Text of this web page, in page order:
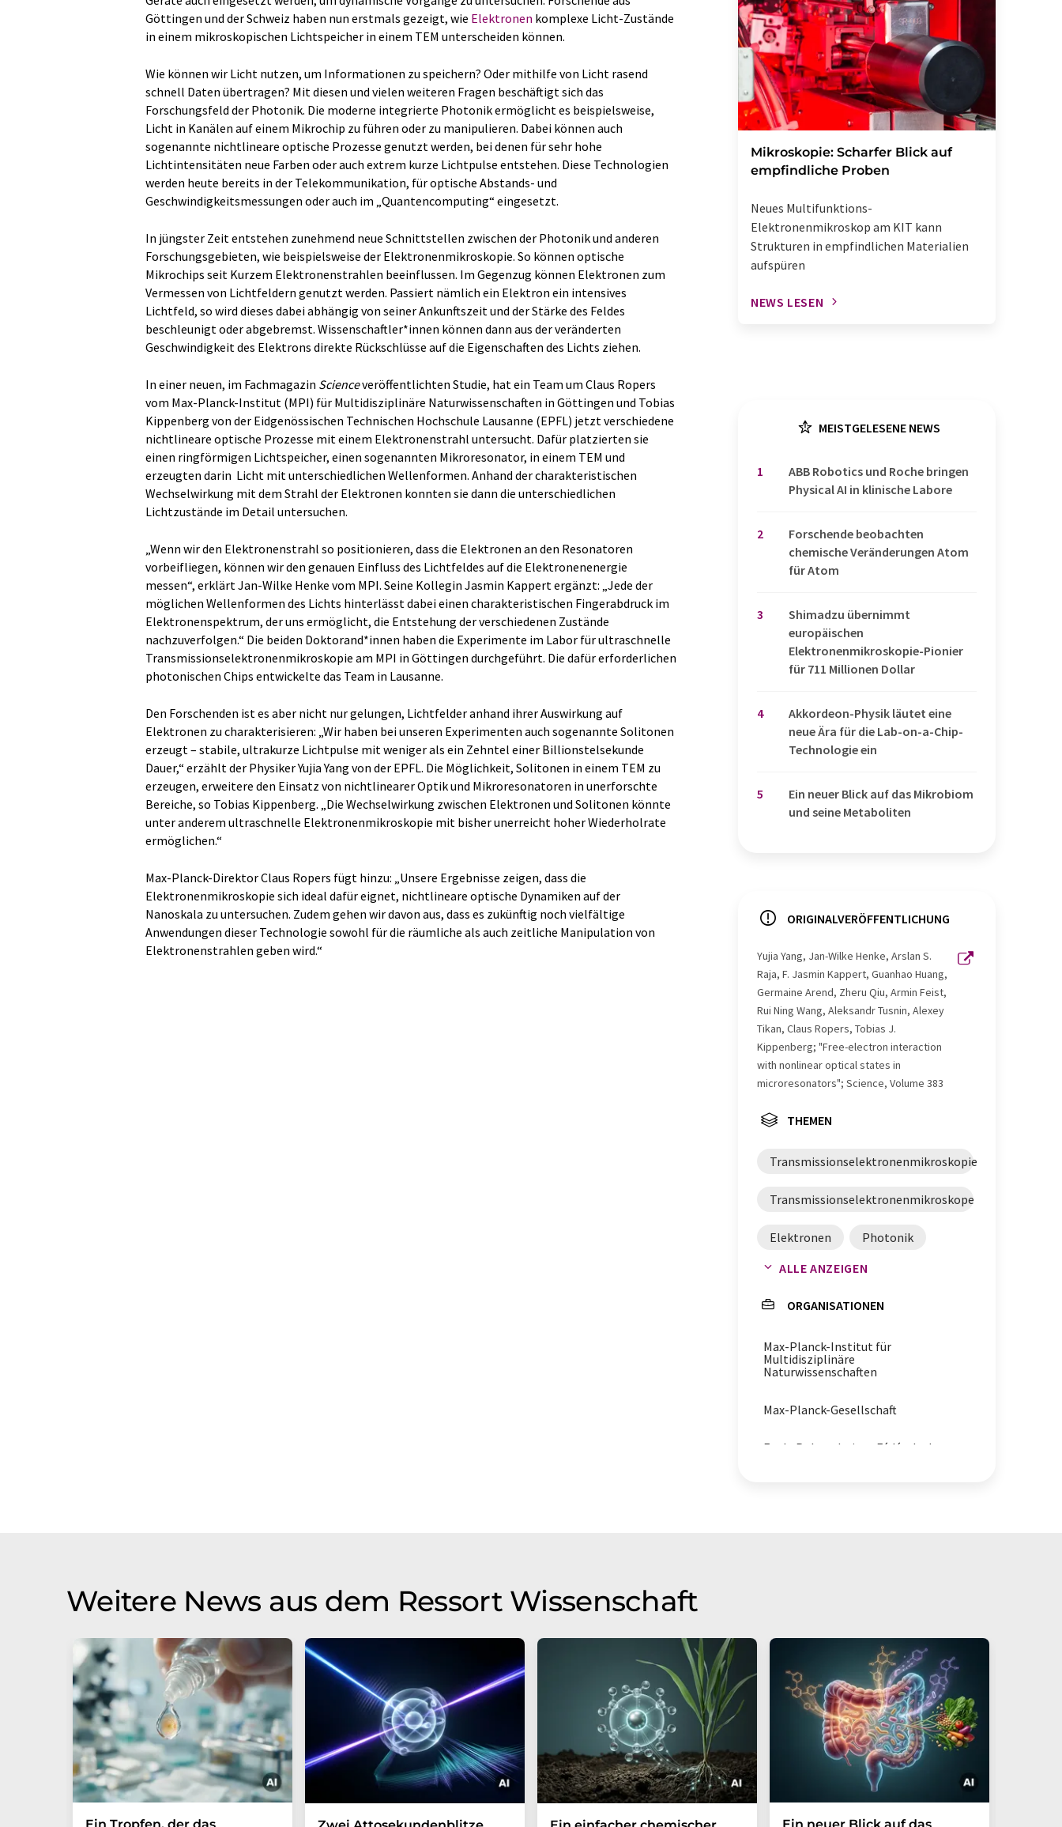
Göttingen und der Schweiz haben nun erstmals gezeigt, wie Elektronen komplexe Licht-Zustände
in einem mikroskopischen Lichtspeicher in einem TEM unterscheiden können.
Wie können wir Licht nutzen, um Informationen zu speichern? Oder mithilfe von Licht rasend
schnell Daten übertragen? Mit diesen und vielen weiteren Fragen beschäftigt sich das
Forschungsfeld der Photonik. Die moderne integrierte Photonik ermöglicht es beispielsweise,
Licht in Kanälen auf einem Mikrochip zu führen oder zu manipulieren. Dabei können auch
sogenannte nichtlineare optische Prozesse genutzt werden, bei denen für sehr hohe
Lichtintensitäten neue Farben oder auch extrem kurze Lichtpulse entstehen. Diese Technologien
werden heute bereits in der Telekommunikation, für optische Abstands- und
Geschwindigkeitsmessungen oder auch im „Quantencomputing“ eingesetzt.
In jüngster Zeit entstehen zunehmend neue Schnittstellen zwischen der Photonik und anderen
Forschungsgebieten, wie beispielsweise der Elektronenmikroskopie. So können optische
Mikrochips seit Kurzem Elektronenstrahlen beeinflussen. Im Gegenzug können Elektronen zum
Vermessen von Lichtfeldern genutzt werden. Passiert nämlich ein Elektron ein intensives
Lichtfeld, so wird dieses dabei abhängig von seiner Ankunftszeit und der Stärke des Feldes
beschleunigt oder abgebremst. Wissenschaftler*innen können dann aus der veränderten
Geschwindigkeit des Elektrons direkte Rückschlüsse auf die Eigenschaften des Lichts ziehen.
In einer neuen, im Fachmagazin Scienceveröffentlichten Studie, hat ein Team um Claus Ropers
vom Max-Planck-Institut (MPI) für Multidisziplinäre Naturwissenschaften in Göttingen und Tobias
Kippenberg von der Eidgenössischen Technischen Hochschule Lausanne (EPFL) jetzt verschiedene
nichtlineare optische Prozesse mit einem Elektronenstrahl untersucht. Dafür platzierten sie
einen ringförmigen Lichtspeicher, einen sogenannten Mikroresonator, in einem TEM und
erzeugten darin Licht mit unterschiedlichen Wellenformen. Anhand der charakteristischen
Wechselwirkung mit dem Strahl der Elektronen konnten sie dann die unterschiedlichen
Lichtzustände im Detail untersuchen.
„Wenn wir den Elektronenstrahl so positionieren, dass die Elektronen an den Resonatoren
vorbeifliegen, können wir den genauen Einfluss des Lichtfeldes auf die Elektronenenergie
messen“, erklärt Jan-Wilke Henke vom MPI. Seine Kollegin Jasmin Kappert ergänzt: „Jede der
möglichen Wellenformen des Lichts hinterlässt dabei einen charakteristischen Fingerabdruck im
Elektronenspektrum, der uns ermöglicht, die Entstehung der verschiedenen Zustände
nachzuverfolgen.“ Die beiden Doktorand*innen haben die Experimente im Labor für ultraschnelle
Transmissionselektronenmikroskopie am MPI in Göttingen durchgeführt. Die dafür erforderlichen
photonischen Chips entwickelte das Team in Lausanne.
Den Forschenden ist es aber nicht nur gelungen, Lichtfelder anhand ihrer Auswirkung auf
Elektronen zu charakterisieren: „Wir haben bei unseren Experimenten auch sogenannte Solitonen
erzeugt – stabile, ultrakurze Lichtpulse mit weniger als ein Zehntel einer Billionstelsekunde
Dauer,“ erzählt der Physiker Yujia Yang von der EPFL. Die Möglichkeit, Solitonen in einem TEM zu
erzeugen, erweitere den Einsatz von nichtlinearer Optik und Mikroresonatoren in unerforschte
Bereiche, so Tobias Kippenberg. „Die Wechselwirkung zwischen Elektronen und Solitonen könnte
unter anderem ultraschnelle Elektronenmikroskopie mit bisher unerreicht hoher Wiederholrate
ermöglichen.“
Max-Planck-Direktor Claus Ropers fügt hinzu: „Unsere Ergebnisse zeigen, dass die
Elektronenmikroskopie sich ideal dafür eignet, nichtlineare optische Dynamiken auf der
Nanoskala zu untersuchen. Zudem gehen wir davon aus, dass es zukünftig noch vielfältige
Anwendungen dieser Technologie sowohl für die räumliche als auch zeitliche Manipulation von
Elektronenstrahlen geben wird.“
Mikroskopie: Scharfer Blick auf
empfindliche Proben
Neues Multifunktions-
Elektronenmikroskop am KIT kann
Strukturen in empfindlichen Materialien
aufspüren
NEWS LESEN
MEISTGELESENE NEWS
1
​​​​​​​ABB Robotics und Roche bringen
Physical AI in klinische Labore
2
Forschende beobachten
chemische Veränderungen Atom
für Atom
3
Shimadzu übernimmt
europäischen
Elektronenmikroskopie-Pionier
für 711 Millionen Dollar
4
Akkordeon-Physik läutet eine
neue Ära für die Lab-on-a-Chip-
Technologie ein
5
Ein neuer Blick auf das Mikrobiom
und seine Metaboliten
ORIGINALVERÖFFENTLICHUNG
Yujia Yang, Jan-Wilke Henke, Arslan S.
Raja, F. Jasmin Kappert, Guanhao Huang,
Germaine Arend, Zheru Qiu, Armin Feist,
Rui Ning Wang, Aleksandr Tusnin, Alexey
Tikan, Claus Ropers, Tobias J.
Kippenberg; "Free-electron interaction
with nonlinear optical states in
microresonators"; Science, Volume 383
THEMEN
Transmissionselektronenmikroskopie
Transmissionselektronenmikroskope
Elektronen Photonik
Solitonen Mikroresonatoren
Elektronenmikroskopie
ALLE ANZEIGEN
ORGANISATIONEN
Max-Planck-Institut für
Multidisziplinäre
Naturwissenschaften
Max-Planck-Gesellschaft
Ecole Polytechnique Fédérale de
Weitere News aus dem Ressort Wissenschaft